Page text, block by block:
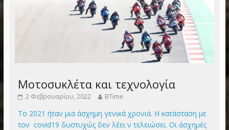
Μοτοσυκλέτα και τεχνολογία
2 Φεβρουαρίου, 2022 BTime
Το 2021 ήταν μια άσχημη γενικά χρονιά. Η κατάσταση με
τον covid19 δυστυχώς δεν λέει ν τελειώσει. Οι άσχημές